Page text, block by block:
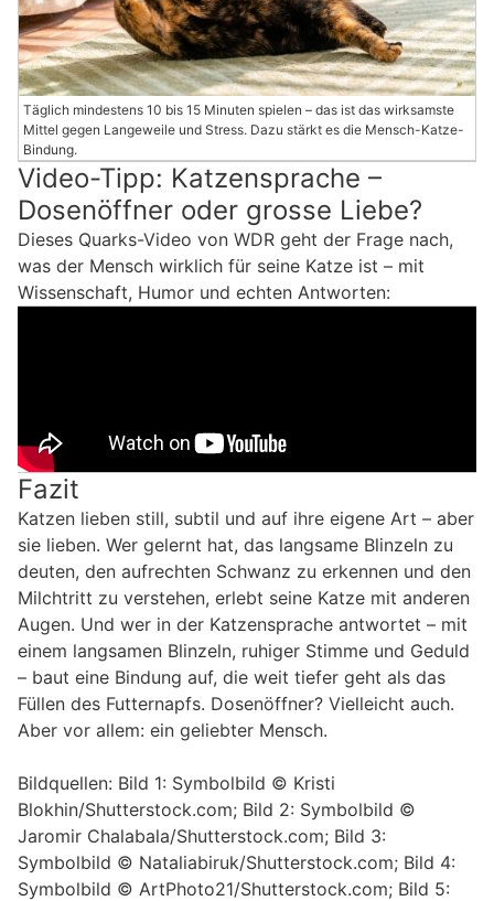
Täglich mindestens 10 bis 15 Minuten spielen – das ist das wirksamste
Mittel gegen Langeweile und Stress. Dazu stärkt es die Mensch-Katze-
Bindung.
Video-Tipp: Katzensprache –
Dosenöffner oder grosse Liebe?
Dieses Quarks-Video von WDR geht der Frage nach,
was der Mensch wirklich für seine Katze ist – mit
Wissenschaft, Humor und echten Antworten:
Fazit
Katzen lieben still, subtil und auf ihre eigene Art – aber
sie lieben. Wer gelernt hat, das langsame Blinzeln zu
deuten, den aufrechten Schwanz zu erkennen und den
Milchtritt zu verstehen, erlebt seine Katze mit anderen
Augen. Und wer in der Katzensprache antwortet – mit
einem langsamen Blinzeln, ruhiger Stimme und Geduld
– baut eine Bindung auf, die weit tiefer geht als das
Füllen des Futternapfs. Dosenöffner? Vielleicht auch.
Aber vor allem: ein geliebter Mensch.
Bildquellen: Bild 1: Symbolbild © Kristi
Blokhin/Shutterstock.com; Bild 2: Symbolbild ©
Jaromir Chalabala/Shutterstock.com; Bild 3:
Symbolbild © Nataliabiruk/Shutterstock.com; Bild 4:
Symbolbild © ArtPhoto21/Shutterstock.com; Bild 5: